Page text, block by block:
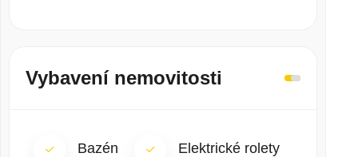
Vybavení nemovitosti
Bazén Elektrické rolety